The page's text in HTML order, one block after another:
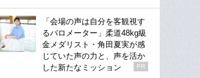
「会場の声は自分を客観視す
るバロメーター」柔道48kg級
金メダリスト・角田夏実が感
じていた声の力と、声を活か
した新たなミッション
PR